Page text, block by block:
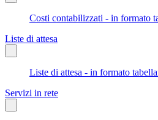
Costi contabilizzati - in formato
Liste di attesa
Liste di attesa - in formato
Servizi in rete